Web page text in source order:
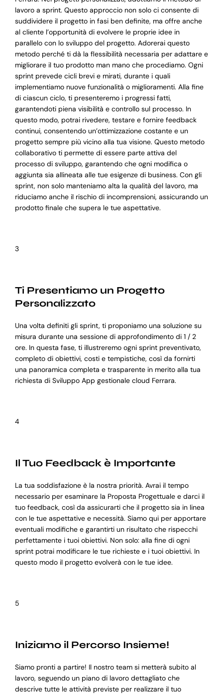
lavoro a sprint. Questo approccio non solo ci consente di
suddividere il progetto in fasi ben definite, ma offre anche
al cliente l’opportunità di evolvere le proprie idee in
parallelo con lo sviluppo del progetto. Adorerai questo
metodo perché ti dà la flessibilità necessaria per adattare e
migliorare il tuo prodotto man mano che procediamo. Ogni
sprint prevede cicli brevi e mirati, durante i quali
implementiamo nuove funzionalità o miglioramenti. Alla fine
di ciascun ciclo, ti presenteremo i progressi fatti,
garantendoti piena visibilità e controllo sul processo. In
questo modo, potrai rivedere, testare e fornire feedback
continui, consentendo un’ottimizzazione costante e un
progetto sempre più vicino alla tua visione. Questo metodo
collaborativo ti permette di essere parte attiva del
processo di sviluppo, garantendo che ogni modifica o
aggiunta sia allineata alle tue esigenze di business. Con gli
sprint, non solo manteniamo alta la qualità del lavoro, ma
riduciamo anche il rischio di incomprensioni, assicurando un
prodotto finale che supera le tue aspettative.
3
Ti Presentiamo un Progetto
Personalizzato
Una volta definiti gli sprint, ti proponiamo una soluzione su
misura durante una sessione di approfondimento di 1 / 2
ore. In questa fase, ti illustreremo ogni sprint preventivato,
completo di obiettivi, costi e tempistiche, così da fornirti
una panoramica completa e trasparente in merito alla tua
richiesta di Sviluppo App gestionale cloud Ferrara.
4
Il Tuo Feedback è Importante
La tua soddisfazione è la nostra priorità. Avrai il tempo
necessario per esaminare la Proposta Progettuale e darci il
tuo feedback, così da assicurarti che il progetto sia in linea
con le tue aspettative e necessità. Siamo qui per apportare
eventuali modifiche e garantirti un risultato che rispecchi
perfettamente i tuoi obiettivi. Non solo: alla fine di ogni
sprint potrai modificare le tue richieste e i tuoi obiettivi. In
questo modo il progetto evolverà con le tue idee.
5
Iniziamo il Percorso Insieme!
Siamo pronti a partire! Il nostro team si metterà subito al
lavoro, seguendo un piano di lavoro dettagliato che
descrive tutte le attività previste per realizzare il tuo